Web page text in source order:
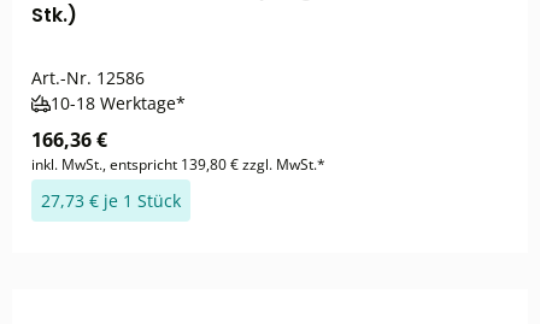
Stk.)
Art.-Nr. 12586
10-18 Werktage*
166,36 €
inkl. MwSt., entspricht 139,80 € zzgl. MwSt.*
27,73 € je 1 Stück